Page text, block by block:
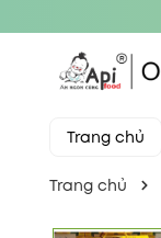
Trang chủ
Trang chủ